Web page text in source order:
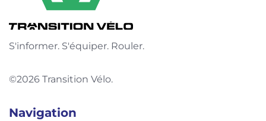
S'informer. S'équiper. Rouler.
©2026 Transition Vélo.
Navigation